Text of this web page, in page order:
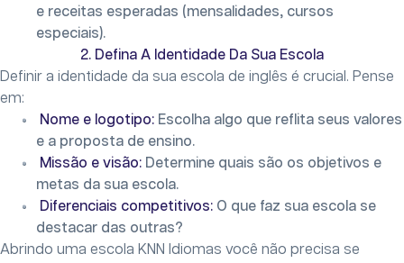
e receitas esperadas (mensalidades, cursos
especiais).
2. Defina A Identidade Da Sua Escola
Definir a identidade da sua escola de inglês é crucial. Pense
em:
Nome e logotipo: Escolha algo que reflita seus valores
e a proposta de ensino.
Missão e visão: Determine quais são os objetivos e
metas da sua escola.
Diferenciais competitivos: O que faz sua escola se
destacar das outras?
Abrindo uma escola KNN Idiomas você não precisa se